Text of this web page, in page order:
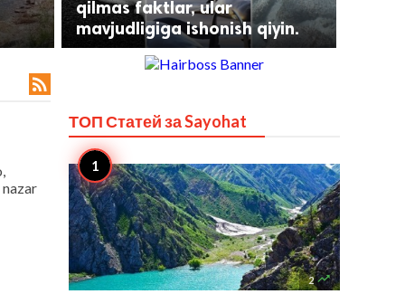
qilmas faktlar, ular
mavjudligiga ishonish qiyin.

ТОП Статей заSayohat
2 